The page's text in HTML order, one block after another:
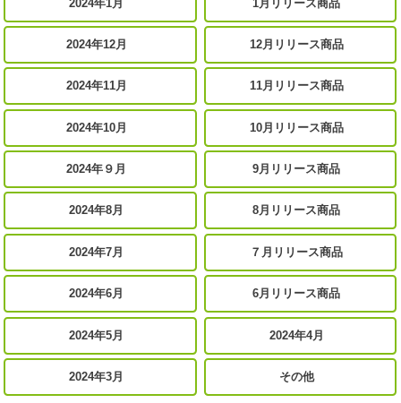
2024年1月 1月リリース商品
2024年12月 12月リリース商品
2024年11月 11月リリース商品
2024年10月 10月リリース商品
2024年９月 9月リリース商品
2024年8月 8月リリース商品
2024年7月 ７月リリース商品
2024年6月 6月リリース商品
2024年5月 2024年4月
2024年3月 その他